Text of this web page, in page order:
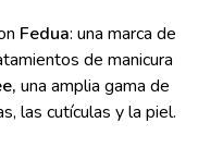
Fedua: una marca de
de manicura
una amplia gama de
las cutículas y la piel.